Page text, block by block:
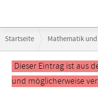
Navigation
Startseite Mathematik
CS 561 — Modellgetriebene
Hauptinhalt
Dieser Eintrag ist aus
und möglicherweise